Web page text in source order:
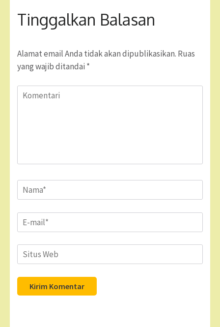
Tinggalkan Balasan
Alamat email Anda tidak akan dipublikasikan. Ruas
yang wajib ditandai *
Komentari
Name*
Email*
Situs
Web